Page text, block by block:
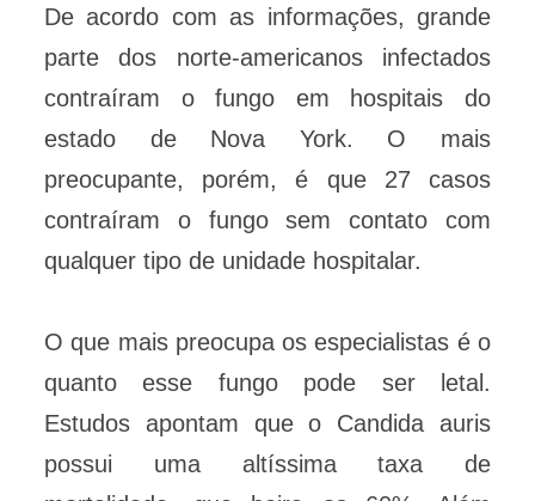
De acordo com as informações, grande
parte dos norte-americanos infectados
contraíram o fungo em hospitais do
estado de Nova York. O mais
preocupante, porém, é que 27 casos
contraíram o fungo sem contato com
qualquer tipo de unidade hospitalar.
O que mais preocupa os especialistas é o
quanto esse fungo pode ser letal.
Estudos apontam que o Candida auris
possui uma altíssima taxa de